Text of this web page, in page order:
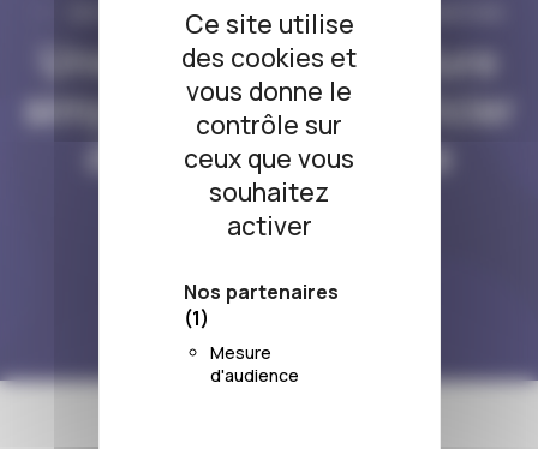
Ce site utilise
des cookies et
vous donne le
contrôle sur
ceux que vous
souhaitez
activer
Nos partenaires
(1)
Mesure
d'audience
DROIT BANCAIRE / DROIT DE LA CONSOMMATION
Une nouvelle procédure
simplifiée pour bénéficier
du droit au compte
bancaire